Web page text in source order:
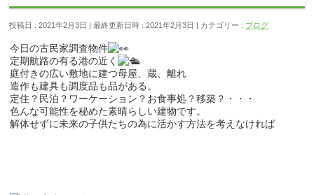
投稿日 : 2021年2月3日 最終更新日時 : 2021年2月3日 カテゴリー : ブログ
今日の古民家調査物件
定期航路の有る港の近く
庭付きの広い敷地に建つ母屋、蔵、離れ
造作も建具も調度品も品がある。
定住？民泊？ワーケーション？お食事処？移築？・・・
色んな可能性を秘めた素晴らしい建物です。
解体せずに未来の子供たちの為に活かす方法を考えなければ